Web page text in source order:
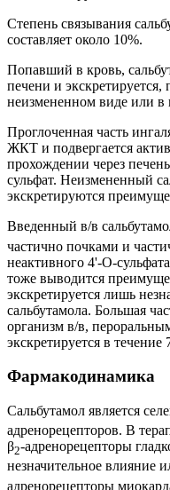
Степень связывания
составляет около 10%.
Попавший в кровь,
печени и
неизмененном виде или в
Проглоченная часть
ЖКТ и подвергается
прохождении через
сульфат. Неизмененный
экскретируются
Введенный в/в
частично почками и
неактивного 4'-О-
тоже выводится
экскретируется лишь
сальбутамола. Большая
организм в/в,
экскретируется в течение
Фармакодинамика
Сальбутамол является
адренорецепторов. В
β2-адренорецепторы
незначительное влияние
адренорецепторы